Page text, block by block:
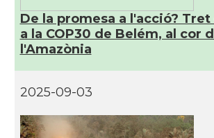
De la promesa a l'acció?
a la COP30 de Belém, al cor
l'Amazònia
2025-09-03